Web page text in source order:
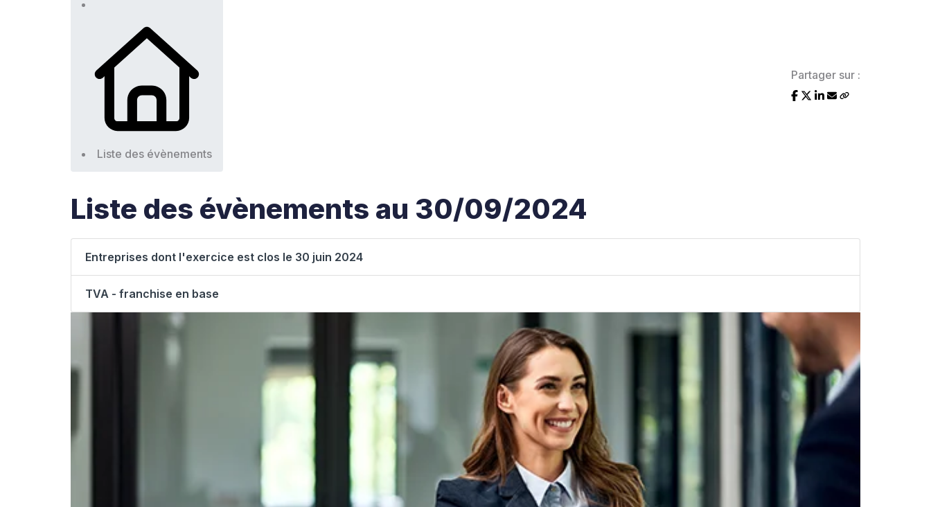
Liste des évènements
Partager sur :
Liste des évènements au 30/09/2024
Entreprises dont l'exercice est clos le 30 juin 2024
TVA - franchise en base